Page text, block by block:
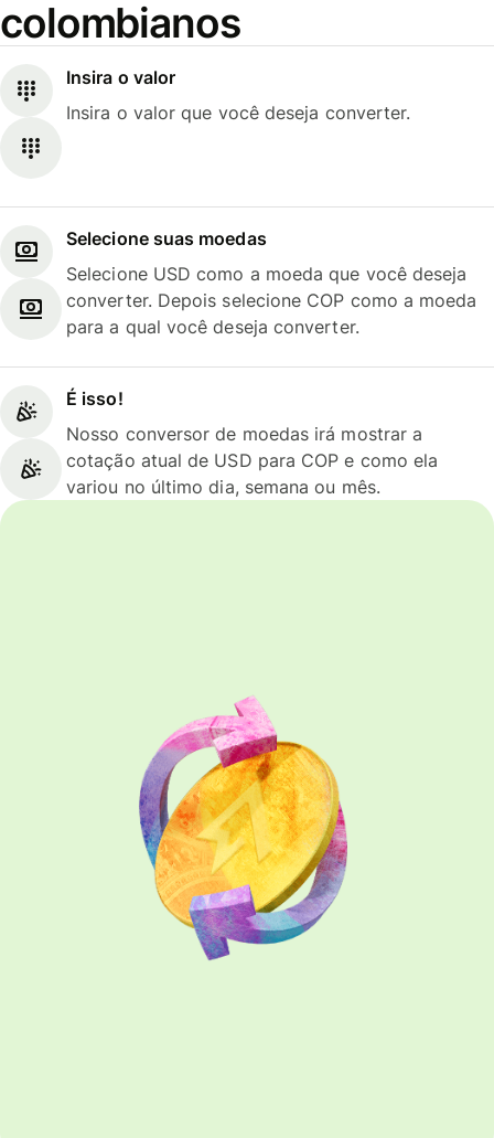
colombianos
Insira o valor
Insira o valor que você deseja converter.
Selecione suas moedas
Selecione USD como a moeda que você deseja
converter. Depois selecione COP como a moeda
para a qual você deseja converter.
É isso!
Nosso conversor de moedas irá mostrar a
cotação atual de USD para COP e como ela
variou no último dia, semana ou mês.